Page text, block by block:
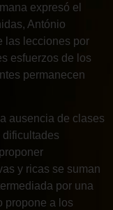
expresó el
António
las lecciones por
esfuerzos de los
permanecen
ausencia de clases
dificultades
y ricas se suman
por una
propone a los